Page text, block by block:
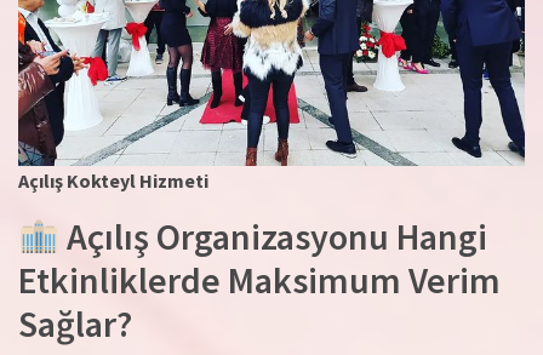
Açılış Kokteyl Hizmeti
Açılış Organizasyonu Hangi
Etkinliklerde Maksimum Verim
Sağlar?